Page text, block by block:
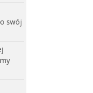
swój